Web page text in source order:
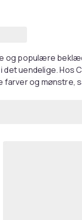
og populære
uendelige. Hos
og mønstre,